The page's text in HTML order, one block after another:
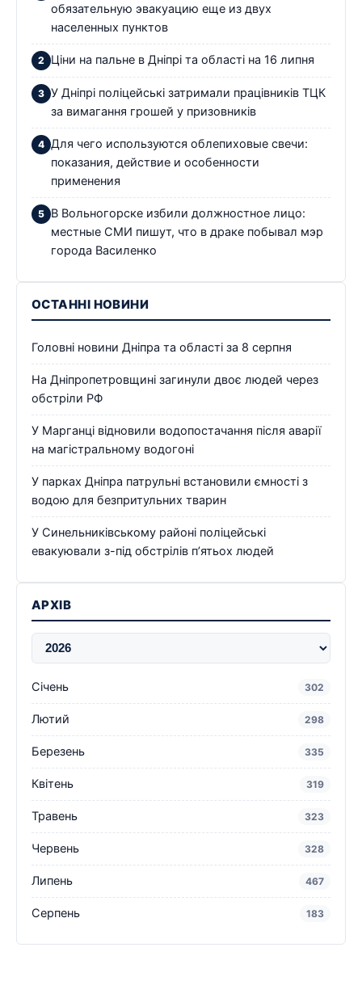
обязательную эвакуацию еще из двух
населенных пунктов
Ціни на пальне в Дніпрі та області на 16 липня
У Дніпрі поліцейські затримали працівників ТЦК
за вимагання грошей у призовників
Для чего используются облепиховые свечи:
показания, действие и особенности
применения
В Вольногорске избили должностное лицо:
местные СМИ пишут, что в драке побывал мэр
города Василенко
ОСТАННІ НОВИНИ
Головні новини Дніпра та області за 8 серпня
На Дніпропетровщині загинули двоє людей через
обстріли РФ
У Марганці відновили водопостачання після аварії
на магістральному водогоні
У парках Дніпра патрульні встановили ємності з
водою для безпритульних тварин
У Синельниківському районі поліцейські
евакуювали з-під обстрілів п’ятьох людей
АРХІВ
Січень 302
Лютий 298
Березень 335
Квітень 319
Травень 323
Червень 328
Липень 467
Серпень 183